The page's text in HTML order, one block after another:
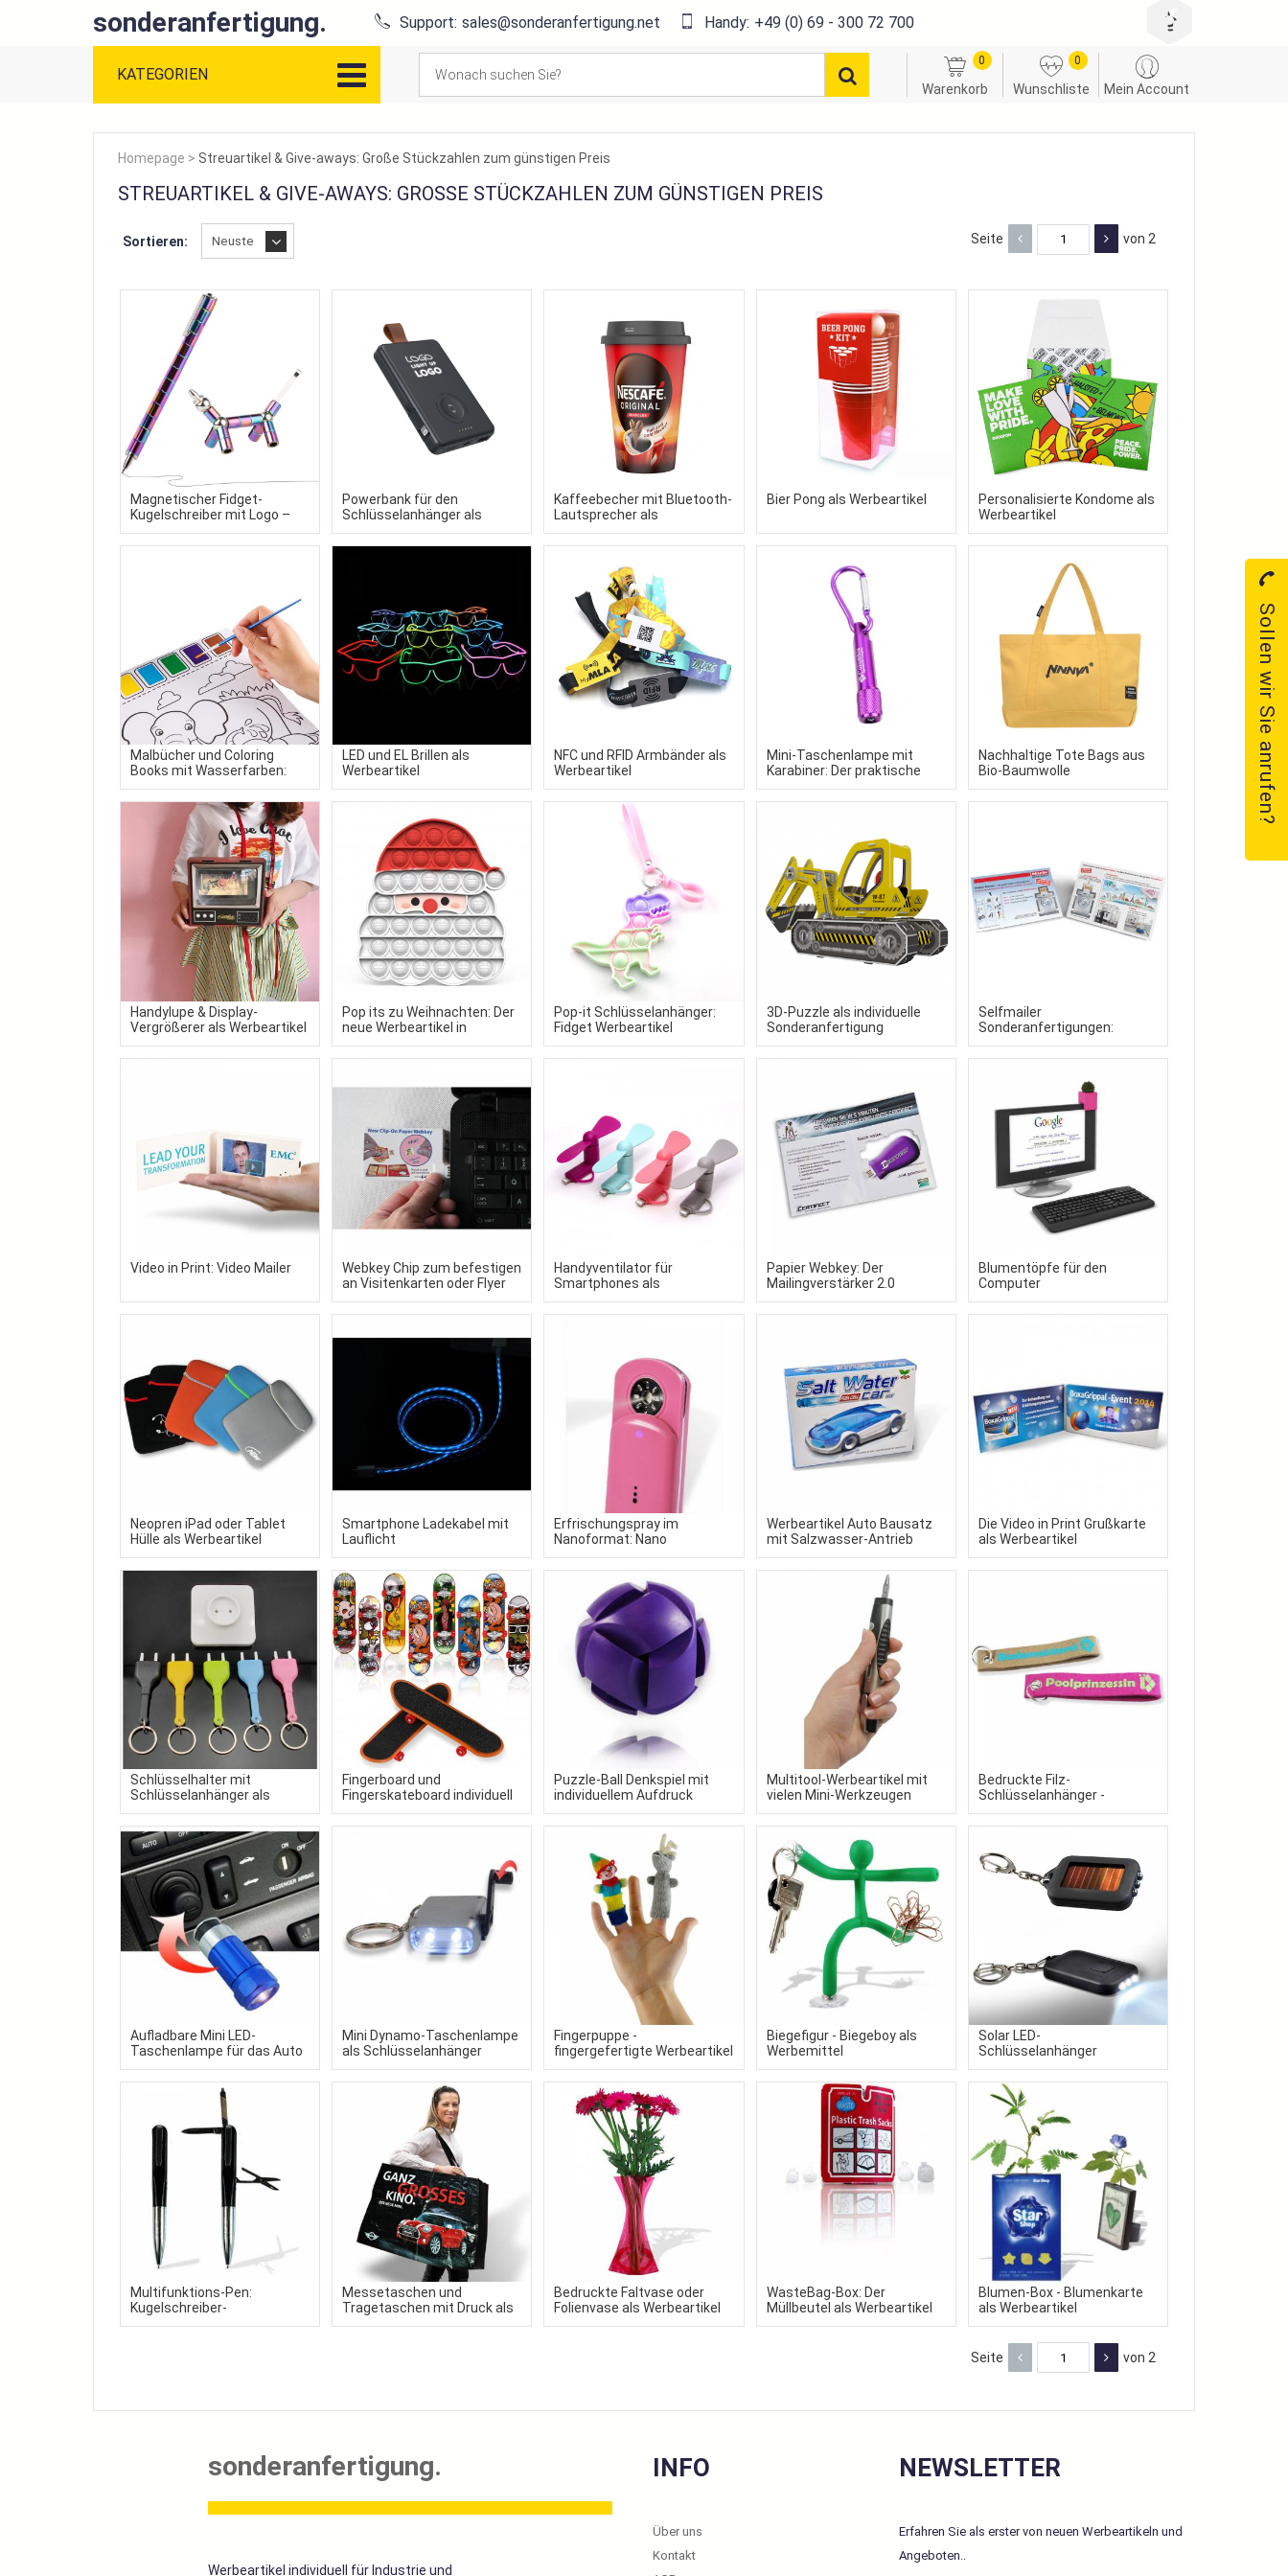
sonderanfertigung. Support: sales@sonderanfertigung.net Handy: +49 (0) 69 - 300 72 700
KATEGORIEN
Warenkorb
0
Wunschliste
0
Mein Account
Homepage > Streuartikel & Give-aways: Große Stückzahlen zum günstigen Preis
STREUARTIKEL & GIVE-AWAYS: GROSSE STÜCKZAHLEN ZUM GÜNSTIGEN PREIS
Sortieren: Seite von 2
Magnetischer Fidget-
Kugelschreiber mit Logo –
Premium Neodym-Stift als
innovativer Werbeartikel
Powerbank für den
Schlüsselanhänger als
Werbeartikel
Kaffeebecher mit Bluetooth-
Lautsprecher als
Werbeartikel
Bier Pong als Werbeartikel
Personalisierte Kondome als
Werbeartikel
Malbücher und Coloring
Books mit Wasserfarben:
Der farbenfrohe Werbeartikel
LED und EL Brillen als
Werbeartikel
NFC und RFID Armbänder als
Werbeartikel
Mini-Taschenlampe mit
Karabiner: Der praktische
Werbeartikel
Schlüsselanhänger
Nachhaltige Tote Bags aus
Bio-Baumwolle
Handylupe & Display-
Vergrößerer als Werbeartikel
Pop its zu Weihnachten: Der
neue Werbeartikel in
festlichen Formen
Pop-it Schlüsselanhänger:
Fidget Werbeartikel
3D-Puzzle als individuelle
Sonderanfertigung
Selfmailer
Sonderanfertigungen:
Effektive Mailings garantiert
Video in Print: Video Mailer
Webkey Chip zum befestigen
an Visitenkarten oder Flyer
Handyventilator für
Smartphones als
Werbeartikel
Papier Webkey: Der
Mailingverstärker 2.0
Blumentöpfe für den
Computer
Neopren iPad oder Tablet
Hülle als Werbeartikel
Smartphone Ladekabel mit
Lauflicht
Erfrischungspray im
Nanoformat: Nano
CoolerSpray Wasserspray
Werbeartikel Auto Bausatz
mit Salzwasser-Antrieb
Die Video in Print Grußkarte
als Werbeartikel
Schlüsselhalter mit
Schlüsselanhänger als
Werbemittel
Fingerboard und
Fingerskateboard individuell
gestaltet in Ihrem Design
Puzzle-Ball Denkspiel mit
individuellem Aufdruck
Multitool-Werbeartikel mit
vielen Mini-Werkzeugen
Bedruckte Filz-
Schlüsselanhänger -
Filzschlaufe in Wunschform
Aufladbare Mini LED-
Taschenlampe für das Auto
Mini Dynamo-Taschenlampe
als Schlüsselanhänger
Fingerpuppe -
fingergefertigte Werbeartikel
Biegefigur - Biegeboy als
Werbemittel
Solar LED-
Schlüsselanhänger
Multifunktions-Pen:
Kugelschreiber-
Taschenmesser
Messetaschen und
Tragetaschen mit Druck als
Werbeartikel
Bedruckte Faltvase oder
Folienvase als Werbeartikel
WasteBag-Box: Der
Müllbeutel als Werbeartikel
für Ihr Event
Blumen-Box - Blumenkarte
als Werbeartikel
Seite von 2
sonderanfertigung.
Werbeartikel individuell für Industrie und
INFO
Über uns
Kontakt
NEWSLETTER
Erfahren Sie als erster von neuen Werbeartikeln und
Angeboten.
Sollen wir Sie anrufen?